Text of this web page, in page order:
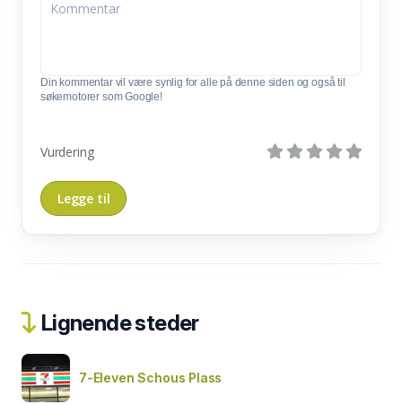
Din kommentar vil være synlig for alle på denne siden og også til
søkemotorer som Google!
Vurdering
Lignende steder
7-Eleven Schous Plass